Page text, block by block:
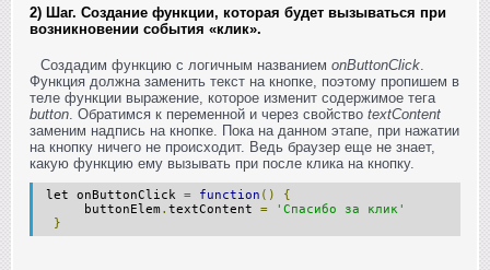
2) Шаг. Создание функции, которая будет вызываться при
возникновении события «клик».
Создадим функцию с логичным названием onButtonClick
Функция должна заменить текст на кнопке, поэтому пропишем в
теле функции выражение, которое изменит содержимое тега
button . Обратимся к переменной и через свойство textContent
заменим надпись на кнопке. Пока на данном этапе, при нажатии
на кнопку ничего не происходит. Ведь браузер еще не знает,
какую функцию ему вызывать при после клика на кнопку.
let onButtonClick = function ()
{
buttonElem . textContent =
'Спасибо за клик'
}